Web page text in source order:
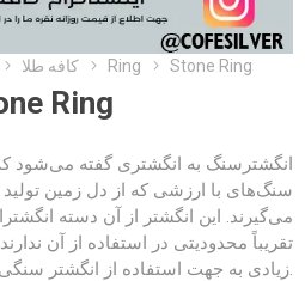
کافه طلا Ring Stone Ring
Ring
انگشترسنگ به انگشتری گفته می‌شود
سنگ‌های با ارزشی که از دل زمین
می‌گیرند. این انگشتر از آن دسته
تقریباً محدودیتی در استفاده از آن
زیادی به جهت استفاده از انگشتر سنگی سفارش شده است.